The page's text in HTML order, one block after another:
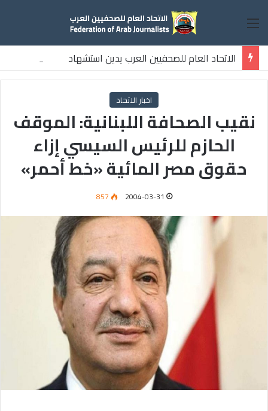
القائمة
الاتحاد العام للصحفيين العرب يدين استشهاد
ثلاثة صحفيين فلسطينيين باستهداف إسرائيلي وسط قطاع غزة
اخبار الاتحاد
نقيب الصحافة اللبنانية: الموقف
الحازم للرئيس السيسي إزاء
حقوق مصر المائية «خط أحمر»
2004-03-31
857